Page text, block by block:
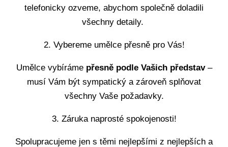
telefonicky ozveme, abychom společně doladili
všechny detaily.
2. Vybereme umělce přesně pro Vás!
Umělce vybíráme přesně podle Vašich představ–
musí Vám být sympatický a zároveň splňovat
všechny Vaše požadavky.
3. Záruka naprosté spokojenosti!
Spolupracujeme jen s těmi nejlepšími z nejlepších a